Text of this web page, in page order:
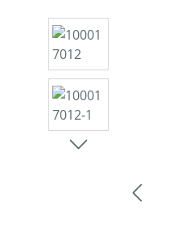
Bildergalerie überspringen